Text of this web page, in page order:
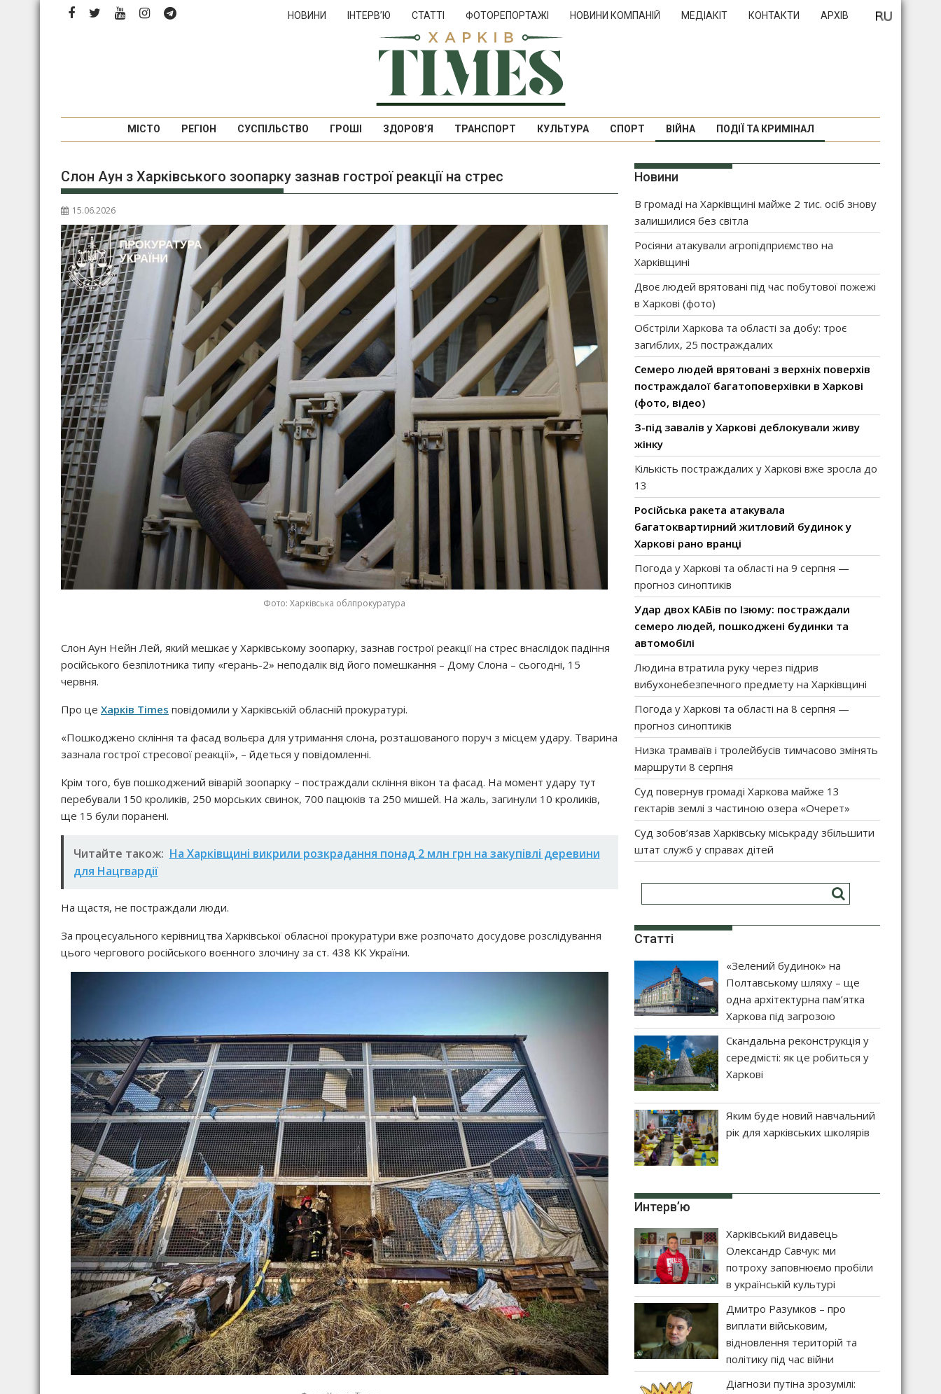
Перейти
НОВИНИ ІНТЕРВ’Ю СТАТТІ ФОТОРЕПОРТАЖІ НОВИНИ КОМПАНІЙ МЕДІАКІТ КОНТАКТИ АРХІВ
МІСТО РЕГІОН СУСПІЛЬСТВО ГРОШІ ЗДОРОВ’Я ТРАНСПОРТ КУЛЬТУРА СПОРТ ВІЙНА ПОДІЇ ТА КРИМІНАЛ
Слон Аун з Харківського зоопарку зазнав гострої реакції на стрес
15.06.2026
Фото: Харківська облпрокуратура
Слон Аун Нейн Лей, який мешкає у Харківському зоопарку, зазнав гострої реакції на стрес внаслідок падіння
російського безпілотника типу «герань-2» неподалік від його помешкання – Дому Слона – сьогодні, 15
червня.
Про це Харків Times повідомили у Харківській обласній прокуратурі.
«Пошкоджено скління та фасад вольєра для утримання слона, розташованого поруч з місцем удару. Тварина
зазнала гострої стресової реакції», – йдеться у повідомленні.
Крім того, був пошкоджений віварій зоопарку – постраждали скління вікон та фасад. На момент удару тут
перебували 150 кроликів, 250 морських свинок, 700 пацюків та 250 мишей. На жаль, загинули 10 кроликів,
ще 15 були поранені.
Читайте також: На Харківщині викрили розкрадання понад 2 млн грн на закупівлі деревини
для Нацгвардії
На щастя, не постраждали люди.
За процесуального керівництва Харківської обласної прокуратури вже розпочато досудове розслідування
цього чергового російського воєнного злочину за ст. 438 КК України.
Новини
В громаді на Харківщині майже 2 тис. осіб знову
залишилися без світла
Росіяни атакували агропідприємство на
Харківщині
Двоє людей врятовані під час побутової пожежі
в Харкові (фото)
Обстріли Харкова та області за добу: троє
загиблих, 25 постраждалих
Семеро людей врятовані з верхніх поверхів
постраждалої багатоповерхівки в Харкові
(фото, відео)
З-під завалів у Харкові деблокували живу
жінку
Кількість постраждалих у Харкові вже зросла до
13
Російська ракета атакувала
багатоквартирний житловий будинок у
Харкові рано вранці
Погода у Харкові та області на 9 серпня —
прогноз синоптиків
Удар двох КАБів по Ізюму: постраждали
семеро людей, пошкоджені будинки та
автомобілі
Людина втратила руку через підрив
вибухонебезпечного предмету на Харківщині
Погода у Харкові та області на 8 серпня —
прогноз синоптиків
Низка трамваїв і тролейбусів тимчасово змінять
маршрути 8 серпня
Суд повернув громаді Харкова майже 13
гектарів землі з частиною озера «Очерет»
Суд зобов’язав Харківську міськраду збільшити
штат служб у справах дітей
Статті
«Зелений будинок» на
Полтавському шляху – ще
одна архітектурна пам’ятка
Харкова під загрозою
Скандальна реконструкція у
середмісті: як це робиться у
Харкові
Яким буде новий навчальний
рік для харківських школярів
Интерв’ю
Харківський видавець
Олександр Савчук: ми
потроху заповнюємо пробіли
в українській культурі
Дмитро Разумков – про
виплати військовим,
відновлення територій та
політику під час війни
Діагнози путіна зрозумілі: